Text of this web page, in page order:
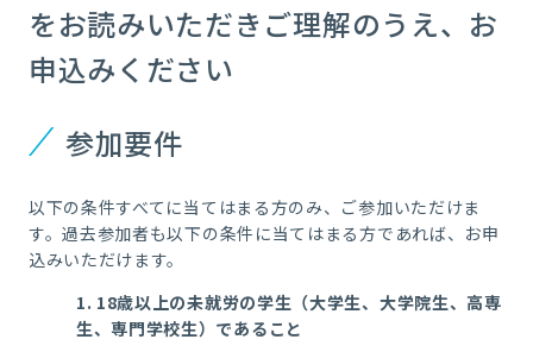
をお読みいただきご理解のうえ、 お
申込みください
参加要件
以下の条件すべてに当てはまる方のみ、ご参加いただけま
す。過去参加者も以下の条件に当てはまる方であれば、お申
込みいただけます。
1. 18歳以上の未就労の学生（大学生、大学院生、高専
生、専門学校生）であること